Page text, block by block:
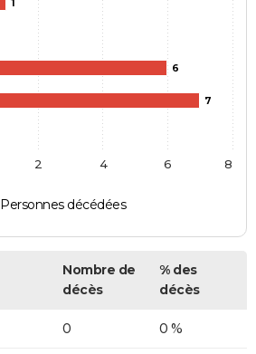
1
6
7
Personnes décédées
2 4 6 8
Nombre de
décès
% des
décès
0 0 %